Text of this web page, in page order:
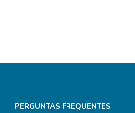
PERGUNTAS FREQUENTES